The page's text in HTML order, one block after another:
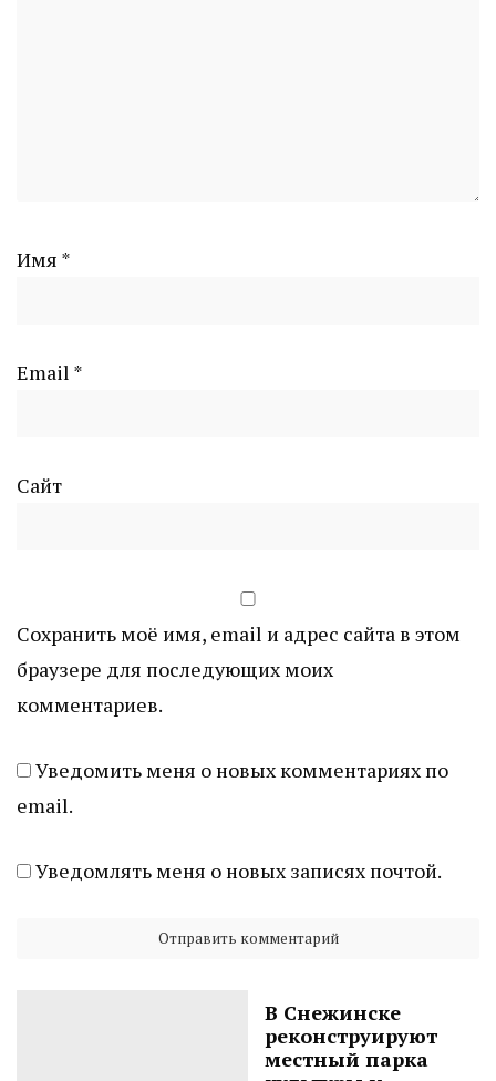
Имя *
Email *
Сайт
Сохранить моё имя, email и адрес сайта в этом
браузере для последующих моих
комментариев.
Уведомить меня о новых комментариях по
email.
Уведомлять меня о новых записях почтой.
В Снежинске
реконструируют
местный парка